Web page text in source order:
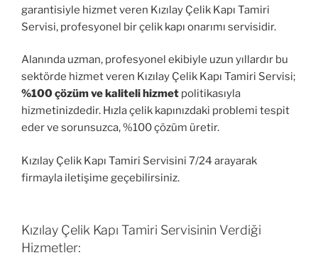
garantisiyle hizmet veren Kızılay Çelik Kapı Tamiri
Servisi, profesyonel bir çelik kapı onarımı servisidir.
Alanında uzman, profesyonel ekibiyle uzun yıllardır bu
sektörde hizmet veren Kızılay Çelik Kapı Tamiri Servisi;
%100 çözüm ve kaliteli hizmet politikasıyla
hizmetinizdedir. Hızla çelik kapınızdaki problemi tespit
eder ve sorunsuzca, %100 çözüm üretir.
Kızılay Çelik Kapı Tamiri Servisini 7/24 arayarak
firmayla iletişime geçebilirsiniz.
Kızılay Çelik Kapı Tamiri Servisinin Verdiği
Hizmetler: